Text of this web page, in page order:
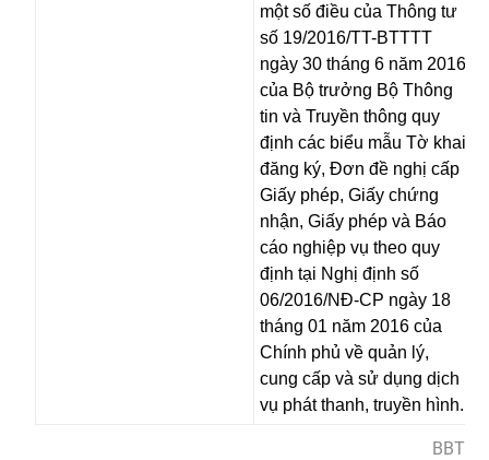
một số điều của Thông tư
số 19/2016/TT-BTTTT
ngày 30 tháng 6 năm 2016
của Bộ trưởng Bộ Thông
tin và Truyền thông quy
định các biểu mẫu Tờ khai
đăng ký, Đơn đề nghị cấp
Giấy phép, Giấy chứng
nhận, Giấy phép và Báo
cáo nghiệp vụ theo quy
định tại Nghị định số
06/2016/NĐ-CP ngày 18
tháng 01 năm 2016 của
Chính phủ về quản lý,
cung cấp và sử dụng dịch
vụ phát thanh, truyền hình.
BBT